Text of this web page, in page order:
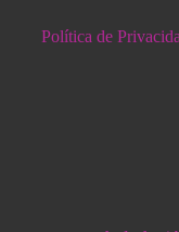
Política de